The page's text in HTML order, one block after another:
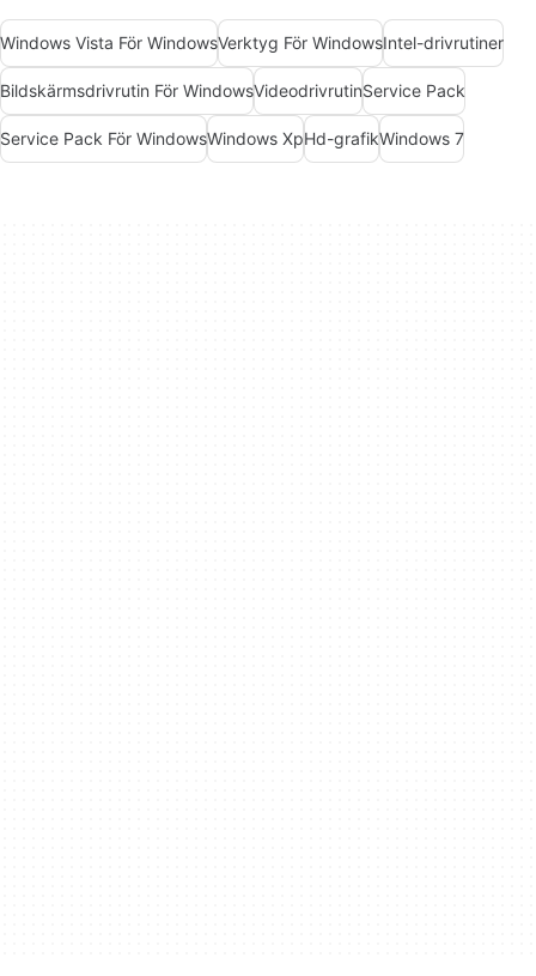
Windows Vista För WindowsVerktyg För WindowsIntel-drivrutiner
Bildskärmsdrivrutin För WindowsVideodrivrutinService Pack
Service Pack För WindowsWindows XpHd-grafikWindows 7